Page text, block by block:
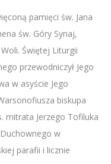
pamięci św. Jana
św. Góry Synaj,
Świętej Liturgii
przewodniczył Jego
w asyście Jego
biskupa
mitrata Jerzego Tofiluka
w
parafii i licznie